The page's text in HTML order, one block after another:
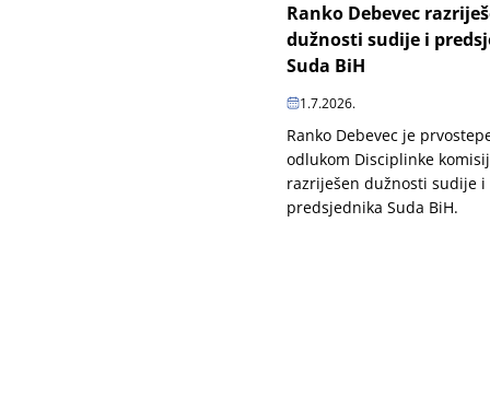
Ranko Debevec
dužnosti sudije i
Suda BiH
1.7.2026.
Ranko Debevec je
odlukom Disciplinke
razriješen dužnosti sudije i
predsjednika Suda BiH.